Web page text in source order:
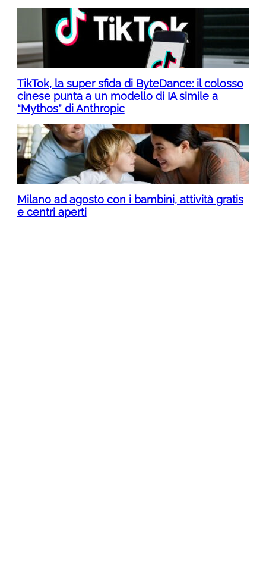
TikTok, la super sfida di ByteDance: il colosso
cinese punta a un modello di IA simile a
“Mythos” di Anthropic
Milano ad agosto con i bambini, attività gratis
e centri aperti